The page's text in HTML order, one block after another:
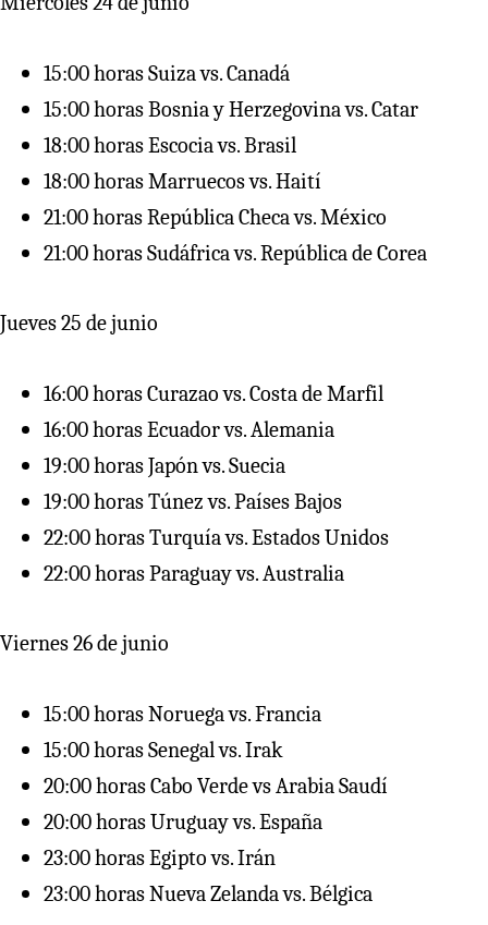
15:00 horas Suiza vs. Canadá
15:00 horas Bosnia y Herzegovina vs. Catar
18:00 horas Escocia vs. Brasil
18:00 horas Marruecos vs. Haití
21:00 horas República Checa vs. México
21:00 horas Sudáfrica vs. República de Corea
Jueves 25 de junio
16:00 horas Curazao vs. Costa de Marfil
16:00 horas Ecuador vs. Alemania
19:00 horas Japón vs. Suecia
19:00 horas Túnez vs. Países Bajos
22:00 horas Turquía vs. Estados Unidos
22:00 horas Paraguay vs. Australia
Viernes 26 de junio
15:00 horas Noruega vs. Francia
15:00 horas Senegal vs. Irak
20:00 horas Cabo Verde vs Arabia Saudí
20:00 horas Uruguay vs. España
23:00 horas Egipto vs. Irán
23:00 horas Nueva Zelanda vs. Bélgica